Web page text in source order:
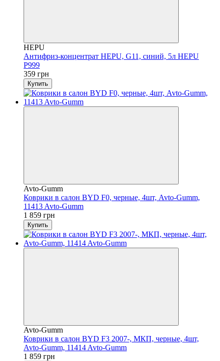
HEPU
Антифриз-концентрат HEPU, G11, синий, 5л HEPU
P999
359 грн
Купить
Avto-Gumm
Коврики в салон BYD F0, черные, 4шт, Avto-Gumm,
11413 Avto-Gumm
1 859 грн
Купить
Avto-Gumm
Коврики в салон BYD F3 2007-, МКП, черные, 4шт,
Avto-Gumm, 11414 Avto-Gumm
1 859 грн